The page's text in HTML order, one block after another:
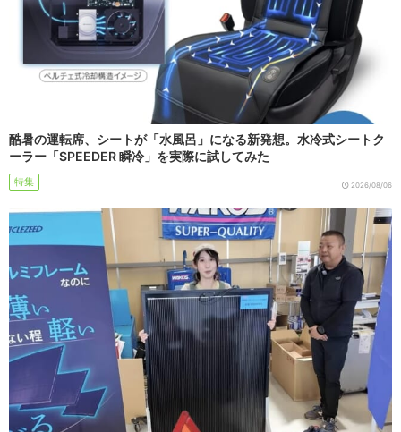
酷暑の運転席、シートが「水風呂」になる新発想。水冷式シートク
ーラー「SPEEDER 瞬冷」を実際に試してみた
特集 2026/08/06